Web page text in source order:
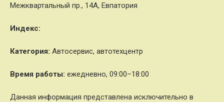
Межквартальный пр., 14А, Евпатория
Индекс:
Категория: Автосервис, автотехцентр
Время работы: ежедневно, 09:00–18:00
Данная информация представлена исключительно в